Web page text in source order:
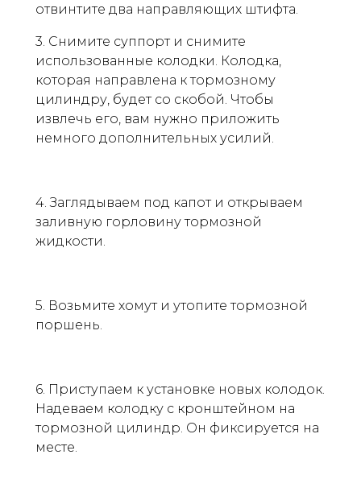
отвинтите два направляющих штифта.
3. Снимите суппорт и снимите
использованные колодки. Колодка,
которая направлена ​​к тормозному
цилиндру, будет со скобой. Чтобы
извлечь его, вам нужно приложить
немного дополнительных усилий.
4. Заглядываем под капот и открываем
заливную горловину тормозной
жидкости.
5. Возьмите хомут и утопите тормозной
поршень.
6. Приступаем к установке новых колодок.
Надеваем колодку с кронштейном на
тормозной цилиндр. Он фиксируется на
месте.